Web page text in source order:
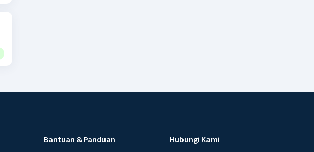
Bantuan & Panduan Hubungi Kami